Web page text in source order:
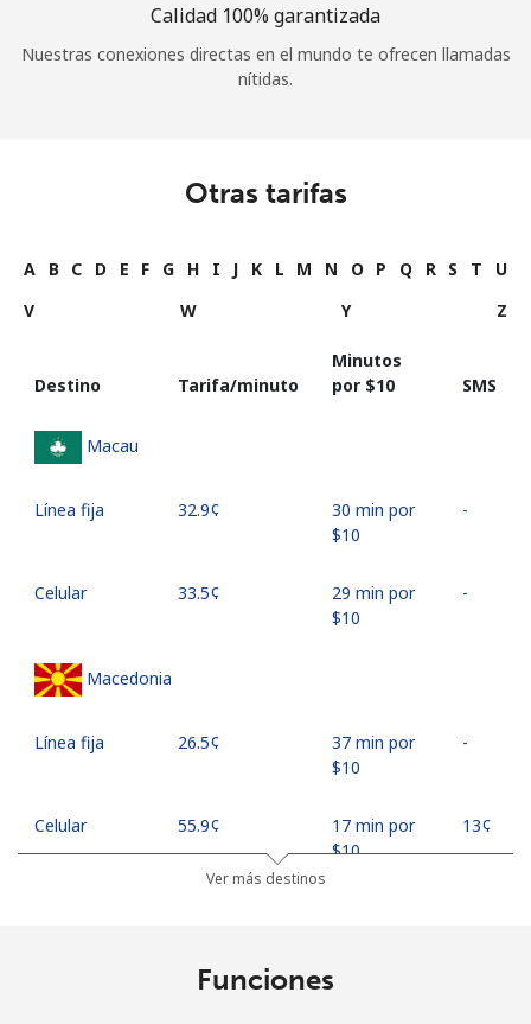
Calidad 100% garantizada
Nuestras conexiones directas en el mundo te ofrecen llamadas
nítidas.
Otras tarifas
A B C D E F G H I J K L M N O P Q R S T
U
V
W Y Z
Destino Tarifa/minuto
Minutos
por ⁦$10⁩
SMS
Macau
Línea fija ⁦32.9¢⁩
30 min por
⁦$10⁩
-
Celular ⁦33.5¢⁩
29 min por
⁦$10⁩
-
Macedonia
Línea fija ⁦26.5¢⁩
37 min por
⁦$10⁩
-
Celular ⁦55.9¢⁩
17 min por
⁦$10⁩
⁦13¢⁩
⁦81.9¢⁩
12 min por
Ver más destinos
Funciones